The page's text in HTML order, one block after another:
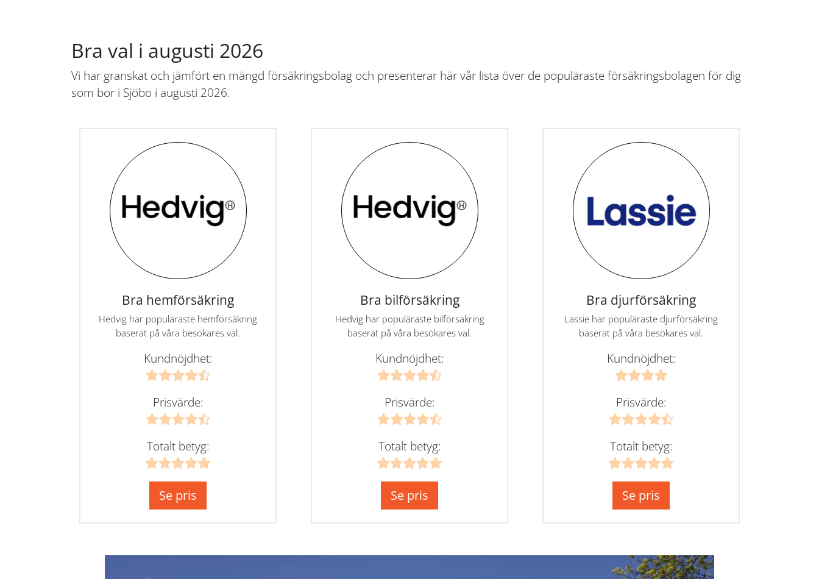
Bra val i augusti 2026
Vi har granskat och jämfört en mängd försäkringsbolag och presenterar här vår lista över de populäraste försäkringsbolagen för dig
som bor i Sjöbo i augusti 2026.
Bra hemförsäkring
Hedvig har populäraste hemförsäkring
baserat på våra besökares val.
Kundnöjdhet:
Prisvärde:
Totalt betyg:
Se pris
Bra bilförsäkring
Hedvig har populäraste bilförsäkring
baserat på våra besökares val.
Kundnöjdhet:
Prisvärde:
Totalt betyg:
Se pris
Bra djurförsäkring
Lassie har populäraste djurförsäkring
baserat på våra besökares val.
Kundnöjdhet:
Prisvärde:
Totalt betyg:
Se pris